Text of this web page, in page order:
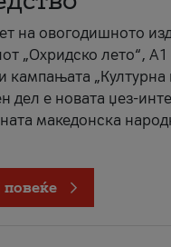
на овогодишното
„Охридско лето“, А1
кампањата „Културна
дел е новата џез-
македонска
повеќе